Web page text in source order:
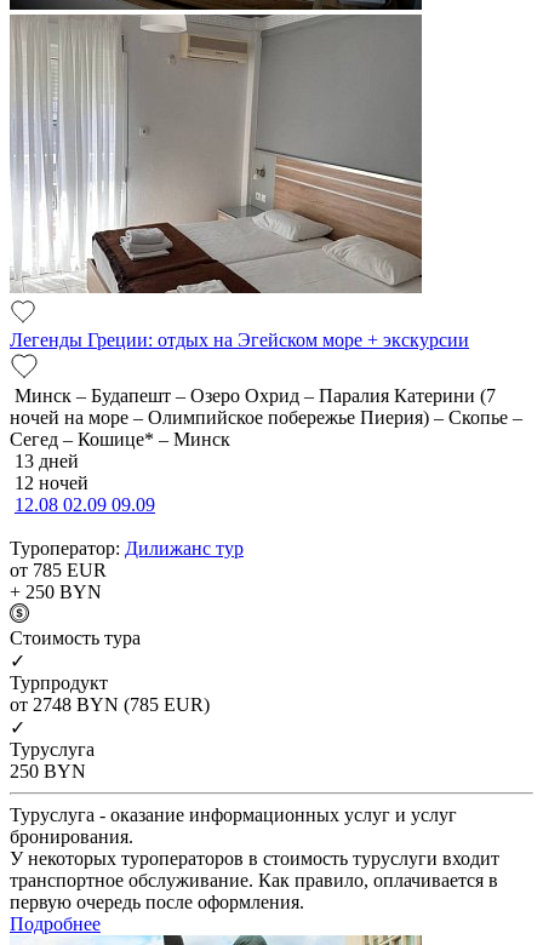
Легенды Греции: отдых на Эгейском море + экскурсии
Минск – Будапешт – Озеро Охрид – Паралия Катерини (7
ночей на море – Олимпийское побережье Пиерия) – Скопье –
Сегед – Кошице* – Минск
13 дней
12 ночей
12.08 02.09 09.09
Туроператор: Дилижанс тур
от 785 EUR
+ 250 BYN
Cтоимость тура
✓
Турпродукт
от 2748 BYN (785 EUR)
✓
Туруслуга
250 BYN
Туруслуга - оказание информационных услуг и услуг
бронирования.
У некоторых туроператоров в стоимость туруслуги входит
транспортное обслуживание. Как правило, оплачивается в
первую очередь после оформления.
Подробнее